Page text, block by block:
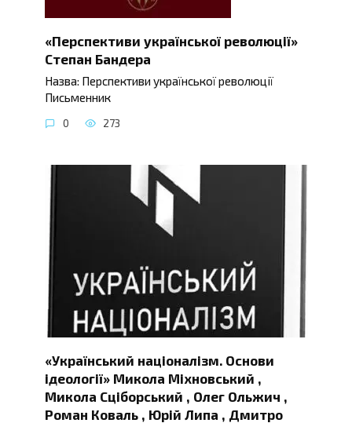
«Перспективи української революції»
Степан Бандера
Назва: Перспективи української революції
Письменник
0 273
«Український націоналізм. Основи
ідеології» Микола Міхновський ,
Микола Сціборський , Олег Ольжич ,
Роман Коваль , Юрій Липа , Дмитро